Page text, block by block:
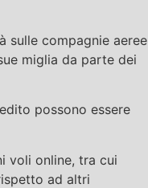
sulle compagnie aeree
miglia da parte dei
possono essere
voli online, tra cui
ad altri